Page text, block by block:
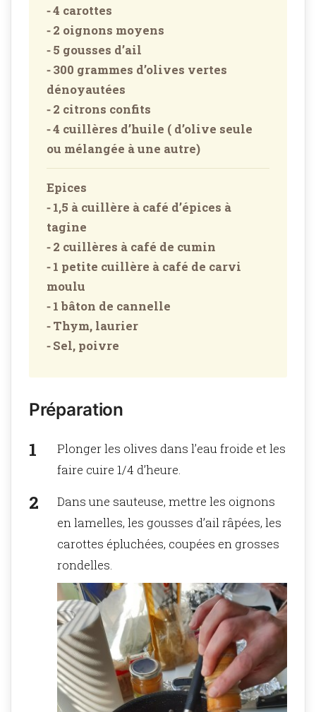
⁃ 4 carottes
⁃ 2 oignons moyens
⁃ 5 gousses d’ail
⁃ 300 grammes d’olives vertes
dénoyautées
⁃ 2 citrons confits
⁃ 4 cuillères d’huile ( d’olive seule
ou mélangée à une autre)
Epices
⁃ 1,5 à cuillère à café d’épices à
tagine
⁃ 2 cuillères à café de cumin
⁃ 1 petite cuillère à café de carvi
moulu
⁃ 1 bâton de cannelle
⁃ Thym, laurier
⁃ Sel, poivre
Préparation
Plonger les olives dans l’eau froide et les
faire cuire 1/4 d’heure.
Dans une sauteuse, mettre les oignons
en lamelles, les gousses d’ail râpées, les
carottes épluchées, coupées en grosses
rondelles.